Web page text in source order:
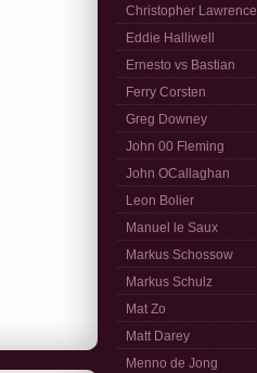
Christopher Lawrence
Eddie Halliwell
Ernesto vs Bastian
Ferry Corsten
Greg Downey
John 00 Fleming
John OCallaghan
Leon Bolier
Manuel le Saux
Markus Schossow
Markus Schulz
Mat Zo
Matt Darey
Menno de Jong